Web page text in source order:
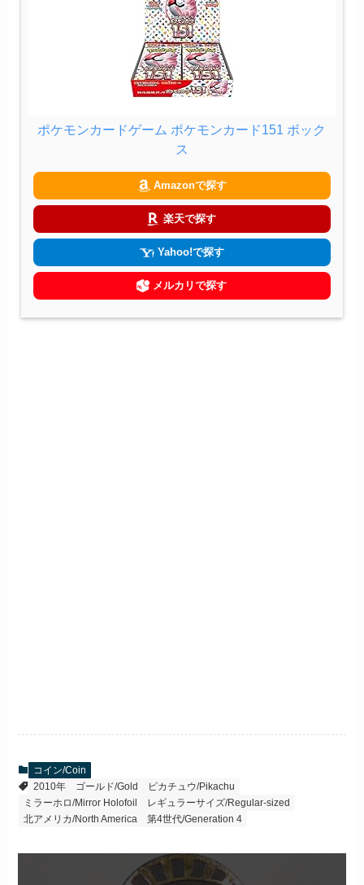
ポケモンカードゲーム ポケモンカード151 ボック
ス
Amazonで探す
楽天で探す
Yahoo!で探す
メルカリで探す
コイン/Coin
2010年
ゴールド/Gold
ピカチュウ/Pikachu
ミラーホロ/Mirror Holofoil
レギュラーサイズ/Regular-sized
北アメリカ/North America
第4世代/Generation 4